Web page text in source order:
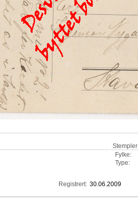
Stempler
Fylke:
Type:
Registrert: 30.06.2009